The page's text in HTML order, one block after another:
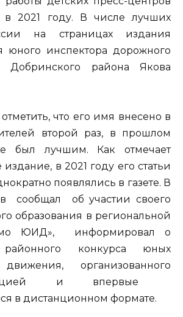
2021 году. В числе лучших
на страницах издания
юного инспектора дорожного
района Якова
что его имя внесено в
второй раз, в прошлом
был лучшим. Как отмечает
в 2021 году его статьи
появлялись в газете. В
сообщал об участии своего
образования в региональной
ЮИД», информировал о
конкурса юных
организованного
и впервые
в дистанционном формате.